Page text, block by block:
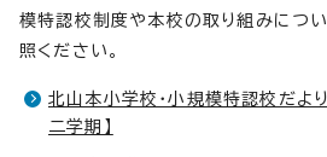
模特認校制度や本校の取り組みにつ
照ください。
北山本小学校・小規模特認校だ
二学期】